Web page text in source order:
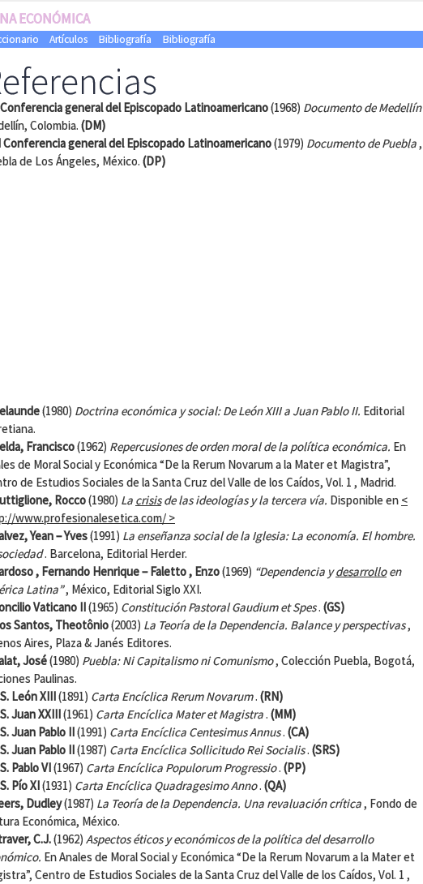
ECONÓMICA
Artículos Bibliografía Bibliografía
general del Episcopado Latinoamericano(1968) Documento de Medellín
Colombia. (DM)
Conferencia general del Episcopado Latinoamericano(1979) Documento de Puebla,
de Los Ángeles, México. (DP)
(1980) Doctrina económica y social: De León XIII a Juan Pablo II. Editorial
Francisco(1962) Repercusiones de orden moral de la política económica. En
de Moral Social y Económica “De la Rerum Novarum a la Mater et Magistra”,
de Estudios Sociales de la Santa Cruz del Valle de los Caídos, Vol. 1 , Madrid.
Rocco(1980) La crisisde las ideologías y la tercera vía. Disponible en <
www.profesionalesetica.com/ >
Yean – Yves(1991) La enseñanza social de la Iglesia: La economía. El hombre.
. Barcelona, Editorial Herder.
, Fernando Henrique –Faletto , Enzo(1969) “Dependencia ydesarrolloen
Latina”, México, Editorial Siglo XXI.
Vaticano II(1965) Constitución PastoralGaudium et Spes. (GS)
Santos, Theotônio(2003) La Teoría de la Dependencia. Balance y perspectivas,
Aires, Plaza & Janés Editores.
José(1980) Puebla: Ni Capitalismo ni Comunismo, Colección Puebla, Bogotá,
Paulinas.
León XIII(1891) Carta Encíclica Rerum Novarum. (RN)
Juan XXIII(1961) Carta Encíclica Mater et Magistra. (MM)
Juan Pablo II(1991) Carta Encíclica Centesimus Annus. (CA)
Juan Pablo II(1987) Carta Encíclica Sollicitudo Rei Socialis. (SRS)
Pablo VI(1967) Carta Encíclica PopulorumProgressio. (PP)
Pío XI(1931) Carta Encíclica Quadragesimo Anno. (QA)
Dudley(1987) La Teoría de la Dependencia. Una revaluación crítica, Fondo de
Económica, México.
C.J.(1962) Aspectos éticos y económicos de la política del desarrollo
En Anales de Moral Social y Económica “De la Rerum Novarum a la Mater et
Centro de Estudios Sociales de la Santa Cruz del Valle de los Caídos, Vol. 1 ,